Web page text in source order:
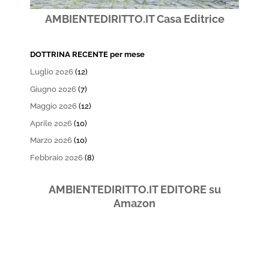
AMBIENTEDIRITTO.IT Casa Editrice
DOTTRINA RECENTE per mese
Luglio 2026 (12)
Giugno 2026 (7)
Maggio 2026 (12)
Aprile 2026 (10)
Marzo 2026 (10)
Febbraio 2026 (8)
AMBIENTEDIRITTO.IT EDITORE su
Amazon